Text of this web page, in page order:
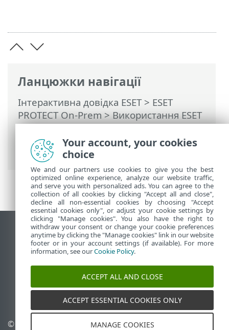
Ланцюжки навігації
Інтерактивна довідка ESET> ESET
PROTECT On-Prem>Використання ESET
PROTECT On-Prem>ESET PROTECT On-
Prem Головне меню>Завдання>
Завдання клієнта
Переглянути повну версію
End of Life
База знань ESET
ESET Status Portal
Регіональна підтримка
© 1992 - 2026 ESET, spol. s
Керувати файлами cookie
Your account, your cookies
choice
We and our partners use cookies to give you the best
optimized online experience, analyze our website traffic,
and serve you with personalized ads. You can agree to the
collection of all cookies by clicking "Accept all and close",
decline all non-essential cookies by choosing "Accept
essential cookies only", or adjust your cookie settings by
clicking "Manage cookies". You also have the right to
withdraw your consent or change your cookie preferences
anytime by clicking the "Manage cookies" link in our website
footer or in your account settings (if available). For more
information, see ourCookie Policy.
ACCEPT ALL AND CLOSE
ACCEPT ESSENTIAL COOKIES ONLY
MANAGE COOKIES